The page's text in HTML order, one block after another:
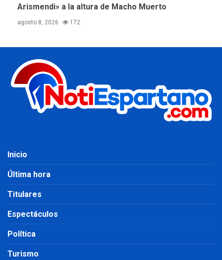
Arismendi» a la altura de Macho Muerto
agosto 8, 2026 172
Inicio
Última hora
Titulares
Espectáculos
Política
Turismo